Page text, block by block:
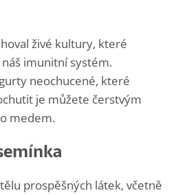
živé kultury, které
imunitní systém.
neochucené, které
je můžete čerstvým
medem.
prospěšných látek, včetně